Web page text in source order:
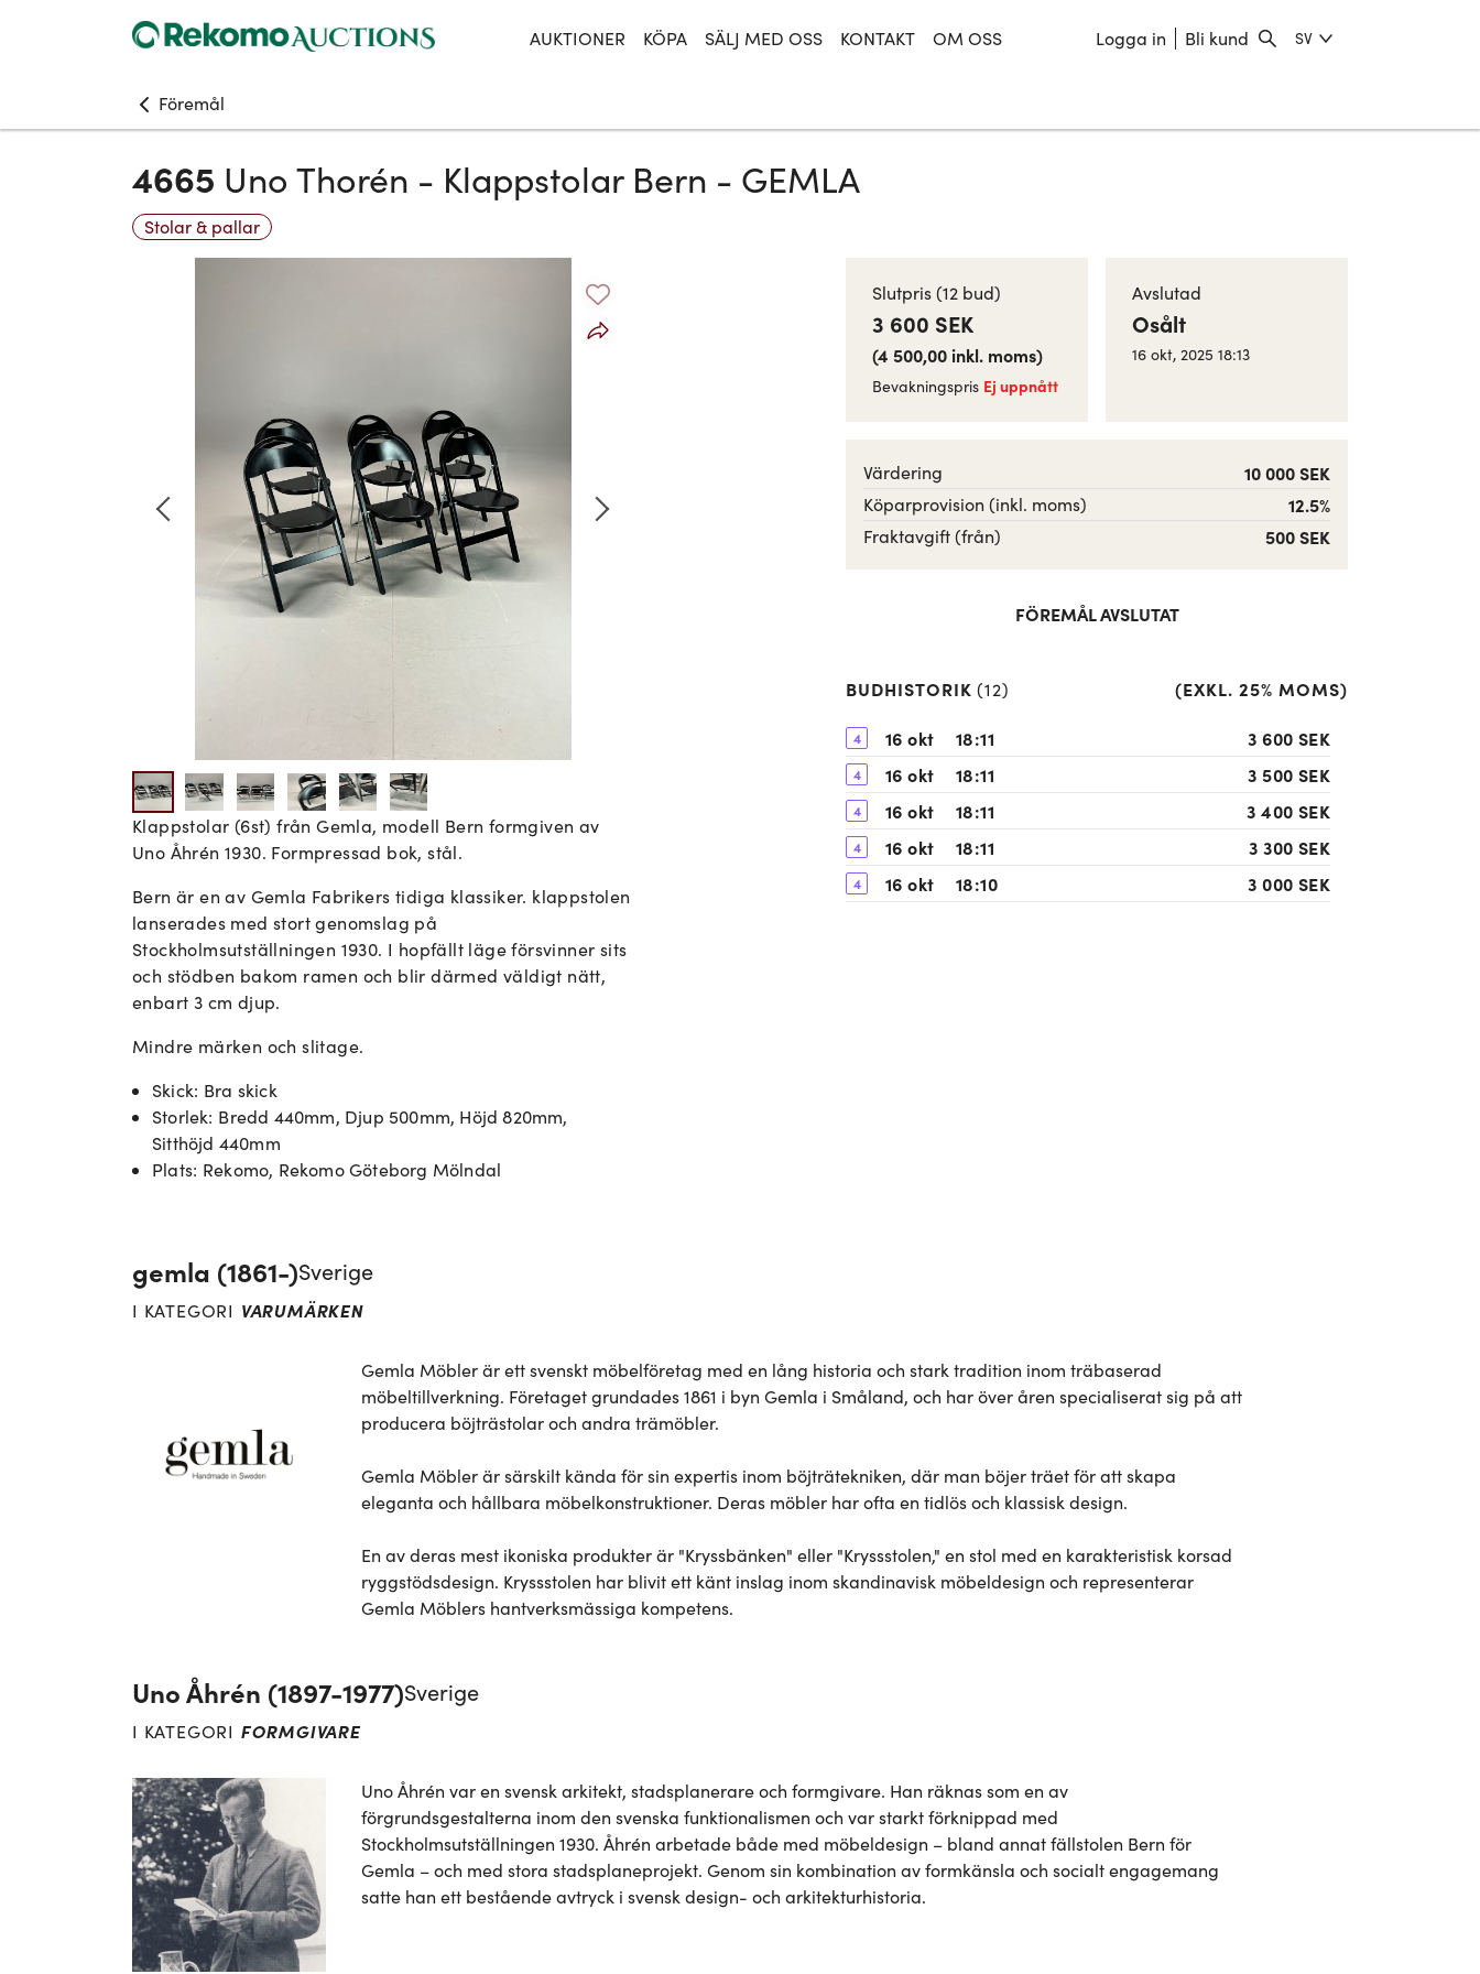
AUKTIONER KÖPA SÄLJ MED OSS KONTAKT OM OSS Logga in Bli kund SV
Föremål
4665 Uno Thorén - Klappstolar Bern - GEMLA
Stolar & pallar
Klappstolar (6st) från Gemla, modell Bern formgiven av
Uno Åhrén 1930. Formpressad bok, stål.
Bern är en av Gemla Fabrikers tidiga klassiker. klappstolen
lanserades med stort genomslag på
Stockholmsutställningen 1930. I hopfällt läge försvinner sits
och stödben bakom ramen och blir därmed väldigt nätt,
enbart 3 cm djup.
Mindre märken och slitage.
Skick: Bra skick
Storlek: Bredd 440mm, Djup 500mm, Höjd 820mm,
Sitthöjd 440mm
Plats: Rekomo, Rekomo Göteborg Mölndal
Slutpris(12 bud)
3 600 SEK
(4 500,00 inkl. moms)
Bevakningspris Ej uppnått
Avslutad
Osålt
16 okt, 2025 18:13
Värdering 10 000 SEK
Köparprovision (inkl. moms) 12.5%
Fraktavgift (från) 500 SEK
FÖREMÅL AVSLUTAT
BUDHISTORIK (12) (EXKL. 25% MOMS)
4 16 okt 18:11 3 600 SEK
4 16 okt 18:11 3 500 SEK
4 16 okt 18:11 3 400 SEK
4 16 okt 18:11 3 300 SEK
4 16 okt 18:10 3 000 SEK
gemla (1861-)Sverige
I KATEGORI VARUMÄRKEN
Gemla Möbler är ett svenskt möbelföretag med en lång historia och stark tradition inom träbaserad
möbeltillverkning. Företaget grundades 1861 i byn Gemla i Småland, och har över åren specialiserat sig på att
producera böjträstolar och andra trämöbler.
Gemla Möbler är särskilt kända för sin expertis inom böjträtekniken, där man böjer träet för att skapa
eleganta och hållbara möbelkonstruktioner. Deras möbler har ofta en tidlös och klassisk design.
En av deras mest ikoniska produkter är "Kryssbänken" eller "Kryssstolen," en stol med en karakteristisk korsad
ryggstödsdesign. Kryssstolen har blivit ett känt inslag inom skandinavisk möbeldesign och representerar
Gemla Möblers hantverksmässiga kompetens.
Uno Åhrén (1897-1977)Sverige
I KATEGORI FORMGIVARE
Uno Åhrén var en svensk arkitekt, stadsplanerare och formgivare. Han räknas som en av
förgrundsgestalterna inom den svenska funktionalismen och var starkt förknippad med
Stockholmsutställningen 1930. Åhrén arbetade både med möbeldesign – bland annat fällstolen Bern för
Gemla – och med stora stadsplaneprojekt. Genom sin kombination av formkänsla och socialt engagemang
satte han ett bestående avtryck i svensk design- och arkitekturhistoria.